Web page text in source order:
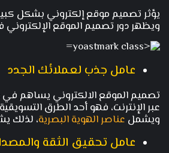
يؤثر تصميم موقع إلكتروني بشكل
ويظهر دور تصميم الموقع الإلكتروني
عامل جذب لعملائك الجدد
تصميم الموقع الالكتروني يساهم في
عبر الإنترنت، فهو أحد الطرق التسويقية
ويشمل عناصر الهوية البصرية، لذلك
عامل تحقيق الثقة